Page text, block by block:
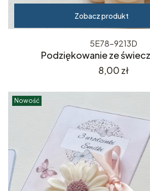
Zobacz produkt
5E78-9213D
Podziękowanie ze
Cena
8,00 zł
Nowość